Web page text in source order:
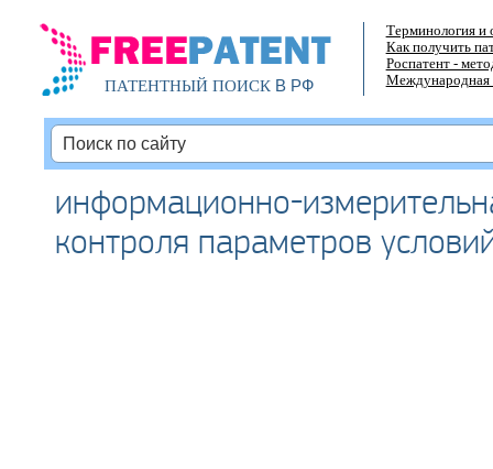
ПАТЕНТНЫЙ ПОИСКВ РФ
Терминология и
Как получить
Роспатент -
Международная
информационно-
контроля параметров